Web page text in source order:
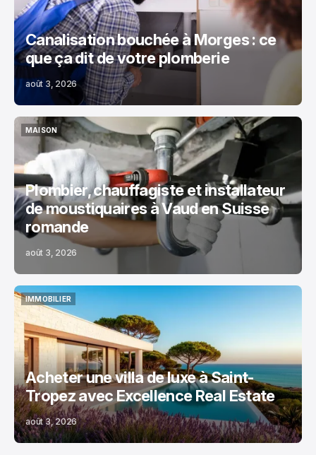
Canalisation bouchée à Morges : ce
que ça dit de votre plomberie
août 3, 2026
MAISON
MAISON
Plombier, chauffagiste et installateur
de moustiquaires à Vaud en Suisse
romande
août 3, 2026
IMMOBILIER
IMMOBILIER
Acheter une villa de luxe à Saint-
Tropez avec Excellence Real Estate
août 3, 2026